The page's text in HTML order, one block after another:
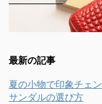
最新の記事
夏の小物で印象チェ
サンダルの選び方